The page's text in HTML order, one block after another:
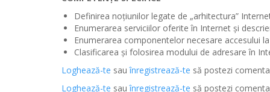
Definirea noţiunilor legate de „arhitectura”
Enumerarea serviciilor oferite în Internet şi
Enumerarea componentelor necesare accesului
Clasificarea şi folosirea modului de adresare în
Loghează-te sauînregistrează-te să postezi
Loghează-te sauînregistrează-te să postezi